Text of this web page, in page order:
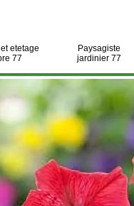
etetage
77
Paysagiste
jardinier 77